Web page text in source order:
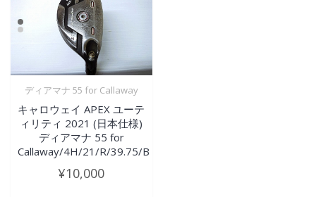
ディアマナ 55 for Callaway
キャロウェイ APEX ユーテ
ィリティ 2021 (日本仕様)
ディアマナ 55 for
Callaway/4H/21/R/39.75/B
¥10,000